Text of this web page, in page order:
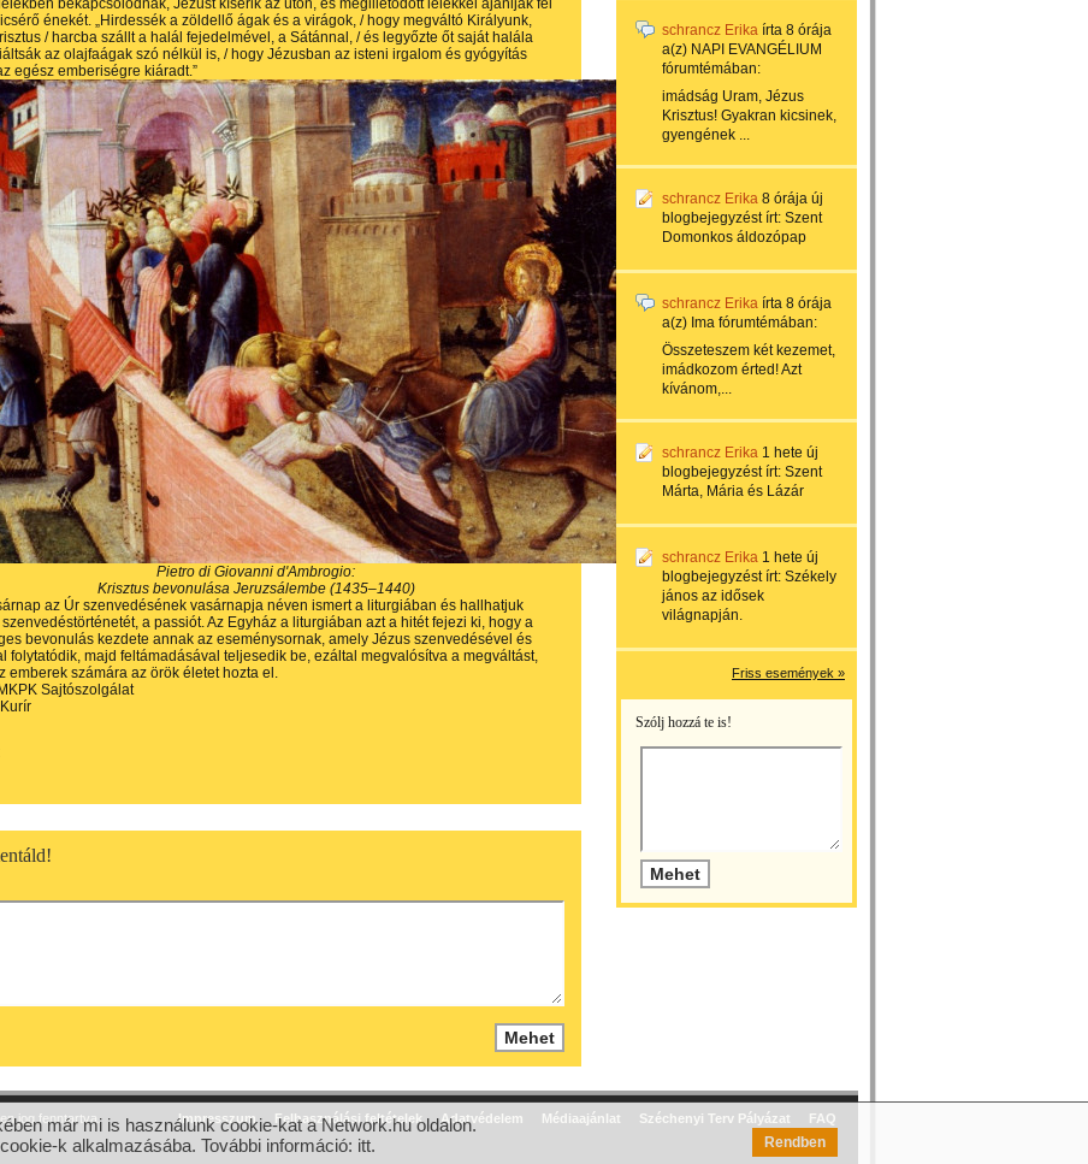
bekapcsolódnak, Jézust kísérik az úton, és megilletődött lélekkel ajánlják fel
énekét. „Hirdessék a zöldellő ágak és a virágok, / hogy megváltó Királyunk,
/ harcba szállt a halál fejedelmével, a Sátánnal, / és legyőzte őt saját halála
az olajfaágak szó nélkül is, / hogy Jézusban az isteni irgalom és gyógyítás
egész emberiségre kiáradt.”
Pietro di Giovanni d'Ambrogio:
Krisztus bevonulása Jeruzsálembe (1435–1440)
az Úr szenvedésének vasárnapja néven ismert a liturgiában és hallhatjuk
szenvedéstörténetét, a passiót. Az Egyház a liturgiában azt a hitét fejezi ki, hogy a
bevonulás kezdete annak az eseménysornak, amely Jézus szenvedésével és
folytatódik, majd feltámadásával teljesedik be, ezáltal megvalósítva a megváltást,
emberek számára az örök életet hozta el.
Sajtószolgálat
schrancz Erika írta 8 órája
a(z) NAPI EVANGÉLIUM
fórumtémában:
imádság Uram, Jézus
Krisztus! Gyakran kicsinek,
gyengének ...
schrancz Erika 8 órája új
blogbejegyzést írt: Szent
Domonkos áldozópap
schrancz Erika írta 8 órája
a(z) Ima fórumtémában:
Összeteszem két kezemet,
imádkozom érted! Azt
kívánom,...
schrancz Erika 1 hete új
blogbejegyzést írt: Szent
Márta, Mária és Lázár
schrancz Erika 1 hete új
blogbejegyzést írt: Székely
jános az idősek
világnapján.
Friss események »
Szólj hozzá te is!
jog fenntartva. Impresszum Felhasználási feltételek Adatvédelem Médiaajánlat Széchenyi Terv Pályázat FAQ
már mi is használunk cookie-kat a Network.hu oldalon.
k alkalmazásába. További információ: itt. Rendben